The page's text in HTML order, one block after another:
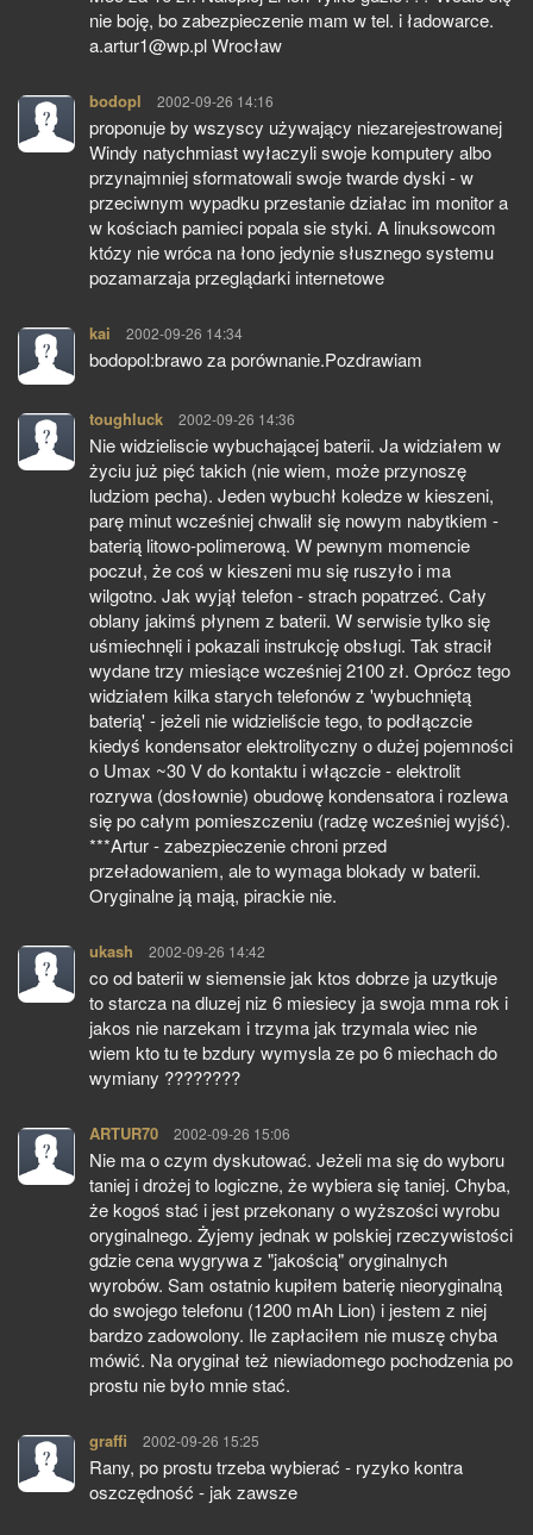
nie boję, bo zabezpieczenie mam w tel. i ładowarce.
a.artur1@wp.pl Wrocław
bodopl pisze:
2002-09-26 14:16
proponuje by wszyscy używający niezarejestrowanej
Windy natychmiast wyłaczyli swoje komputery albo
przynajmniej sformatowali swoje twarde dyski - w
przeciwnym wypadku przestanie działac im monitor a
w kościach pamieci popala sie styki. A linuksowcom
któzy nie wróca na łono jedynie słusznego systemu
pozamarzaja przeglądarki internetowe
kai pisze:
2002-09-26 14:34
bodopol:brawo za porównanie.Pozdrawiam
toughluck pisze:
2002-09-26 14:36
Nie widzieliscie wybuchającej baterii. Ja widziałem w
życiu już pięć takich (nie wiem, może przynoszę
ludziom pecha). Jeden wybuchł koledze w kieszeni,
parę minut wcześniej chwalił się nowym nabytkiem -
baterią litowo-polimerową. W pewnym momencie
poczuł, że coś w kieszeni mu się ruszyło i ma
wilgotno. Jak wyjął telefon - strach popatrzeć. Cały
oblany jakimś płynem z baterii. W serwisie tylko się
uśmiechnęli i pokazali instrukcję obsługi. Tak stracił
wydane trzy miesiące wcześniej 2100 zł. Oprócz tego
widziałem kilka starych telefonów z 'wybuchniętą
baterią' - jeżeli nie widzieliście tego, to podłączcie
kiedyś kondensator elektrolityczny o dużej pojemności
o Umax ~30 V do kontaktu i włączcie - elektrolit
rozrywa (dosłownie) obudowę kondensatora i rozlewa
się po całym pomieszczeniu (radzę wcześniej wyjść).
***Artur - zabezpieczenie chroni przed
przeładowaniem, ale to wymaga blokady w baterii.
Oryginalne ją mają, pirackie nie.
ukash pisze:
2002-09-26 14:42
co od baterii w siemensie jak ktos dobrze ja uzytkuje
to starcza na dluzej niz 6 miesiecy ja swoja mma rok i
jakos nie narzekam i trzyma jak trzymala wiec nie
wiem kto tu te bzdury wymysla ze po 6 miechach do
wymiany ????????
ARTUR70 pisze:
2002-09-26 15:06
Nie ma o czym dyskutować. Jeżeli ma się do wyboru
taniej i drożej to logiczne, że wybiera się taniej. Chyba,
że kogoś stać i jest przekonany o wyższości wyrobu
oryginalnego. Żyjemy jednak w polskiej rzeczywistości
gdzie cena wygrywa z "jakością" oryginalnych
wyrobów. Sam ostatnio kupiłem baterię nieoryginalną
do swojego telefonu (1200 mAh Lion) i jestem z niej
bardzo zadowolony. Ile zapłaciłem nie muszę chyba
mówić. Na oryginał też niewiadomego pochodzenia po
prostu nie było mnie stać.
graffi pisze:
2002-09-26 15:25
Rany, po prostu trzeba wybierać - ryzyko kontra
oszczędność - jak zawsze